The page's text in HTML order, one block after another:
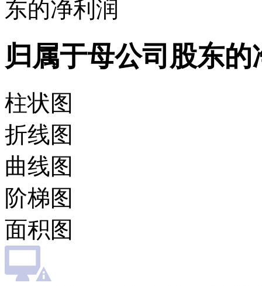
东的净利润
归属于母公司股东的
柱状图
折线图
曲线图
阶梯图
面积图